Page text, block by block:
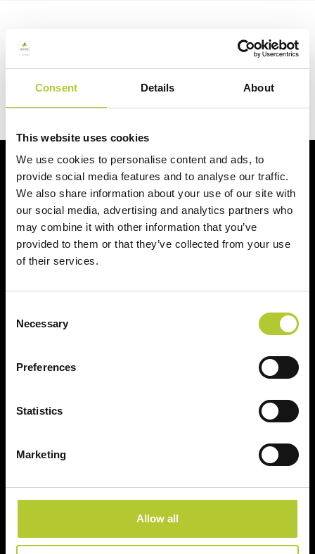
Consent Details About
This website uses cookies
We use cookies to personalise content and ads, to
provide social media features and to analyse our traffic.
We also share information about your use of our site with
our social media, advertising and analytics partners who
may combine it with other information that you’ve
provided to them or that they’ve collected from your use
of their services.
Selection
Necessary
Preferences
Statistics
Marketing
Allow all
Hai un progetto in mente?
Richiedi un preventivo
Ci prendiamo cura dei nostri clienti
consolidata nel tempo
Serramentisti Domal
Soluzioni sostenibili
Prodotti
Finestre